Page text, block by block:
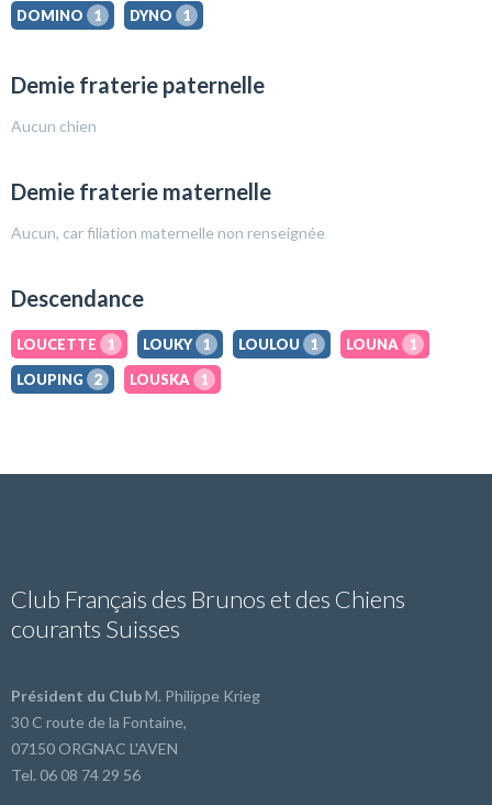
DOMINO
1 DYNO 1
Demie fraterie paternelle
Aucun chien
Demie fraterie maternelle
Aucun, car filiation maternelle non renseignée
Descendance
LOUCETTE 1 LOUKY 1 LOULOU 1 LOUNA
1
LOUPING
2 LOUSKA 1
Club Français des Brunos et des Chiens
courants Suisses
Président du ClubM. Philippe Krieg
30 C route de la Fontaine,
07150 ORGNAC L'AVEN
Tel. 06 08 74 29 56